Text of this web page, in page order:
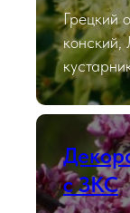
Грецкий
конский,
с ЗКС